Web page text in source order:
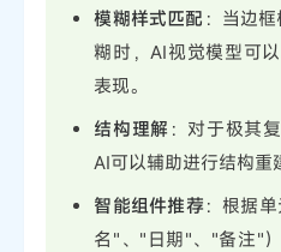
模糊样式匹配 ：当边
糊时，AI视觉模型可
表现。
结构理解 ：对于极其
AI可以辅助进行结构重
智能组件推荐 ：根据
名"、"日期"、"备注"